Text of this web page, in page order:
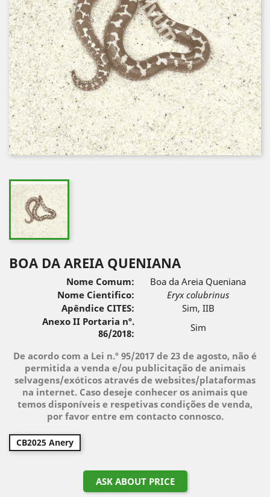
BOA DA AREIA QUENIANA
Nome Comum:
Boa da Areia Queniana
Nome Cientifico:
Eryx colubrinus
Apêndice CITES:
Sim, IIB
Anexo II Portaria nº.
86/2018:
Sim
De acordo com a Lei n.º 95/2017 de 23 de agosto, não é
permitida a venda e/ou publicitação de animais
selvagens/exóticos através de websites/plataformas
na internet. Caso deseje conhecer os animais que
temos disponíveis e respetivas condições de venda,
por favor entre em contacto connosco.
CB2025 Anery
ASK ABOUT PRICE